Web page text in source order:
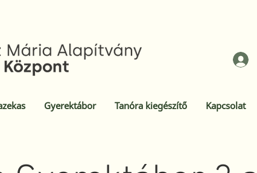
Gyerektábor Tanóra kiegészítő Kapcsolat